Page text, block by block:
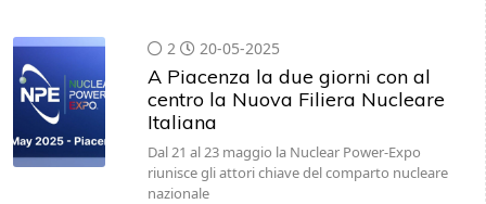
2 20-05-2025
A Piacenza la due giorni con al
centro la Nuova Filiera Nucleare
Italiana
Dal 21 al 23 maggio la Nuclear Power-Expo
riunisce gli attori chiave del comparto nucleare
nazionale